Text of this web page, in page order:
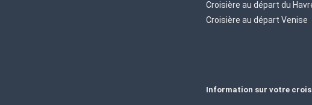
Croisière au départ du
Croisière au départ Venise
Information sur votre